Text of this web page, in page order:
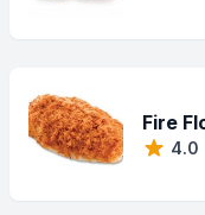
Fire
4.0